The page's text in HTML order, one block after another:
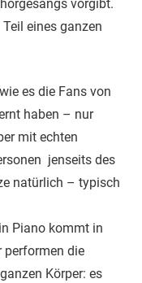
vorgibt.
eines ganzen
es die Fans von
haben – nur
mit echten
jenseits des
natürlich – typisch
Piano kommt in
performen die
Körper: es